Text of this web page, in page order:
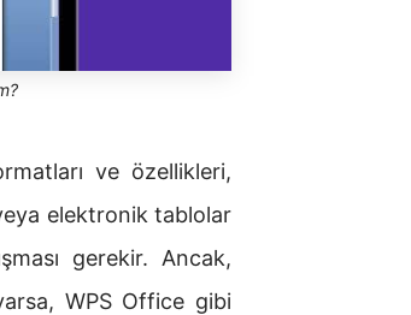
ve özellikleri,
elektronik tablolar
gerekir. Ancak,
WPS Office gibi